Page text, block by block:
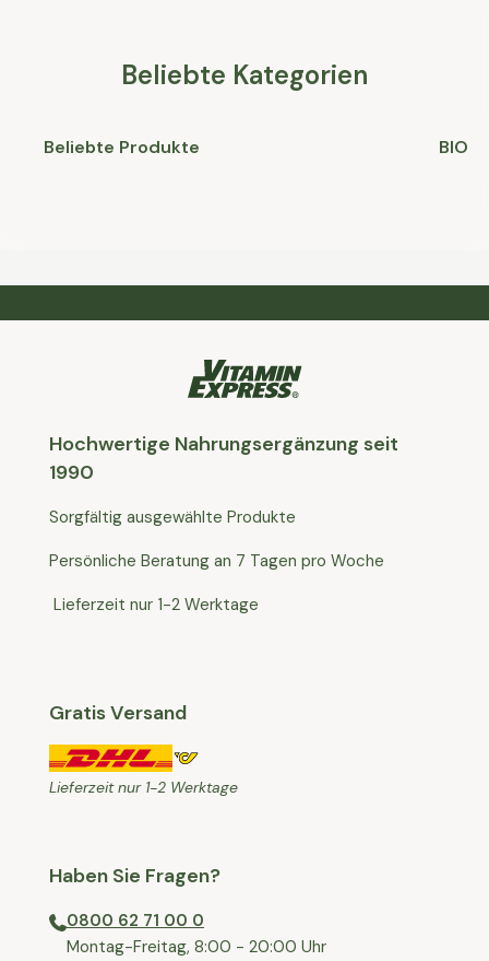
Beliebte Kategorien
Beliebte Produkte BIO
Hochwertige Nahrungsergänzung seit
1990
Sorgfältig ausgewählte Produkte
Persönliche Beratung an 7 Tagen pro Woche
Lieferzeit nur 1-2 Werktage
Gratis Versand
Lieferzeit nur 1-2 Werktage
Haben Sie Fragen?
0800 62 71 00 0
⁠⁠Montag-Freitag, 8:00 - 20:00 Uhr